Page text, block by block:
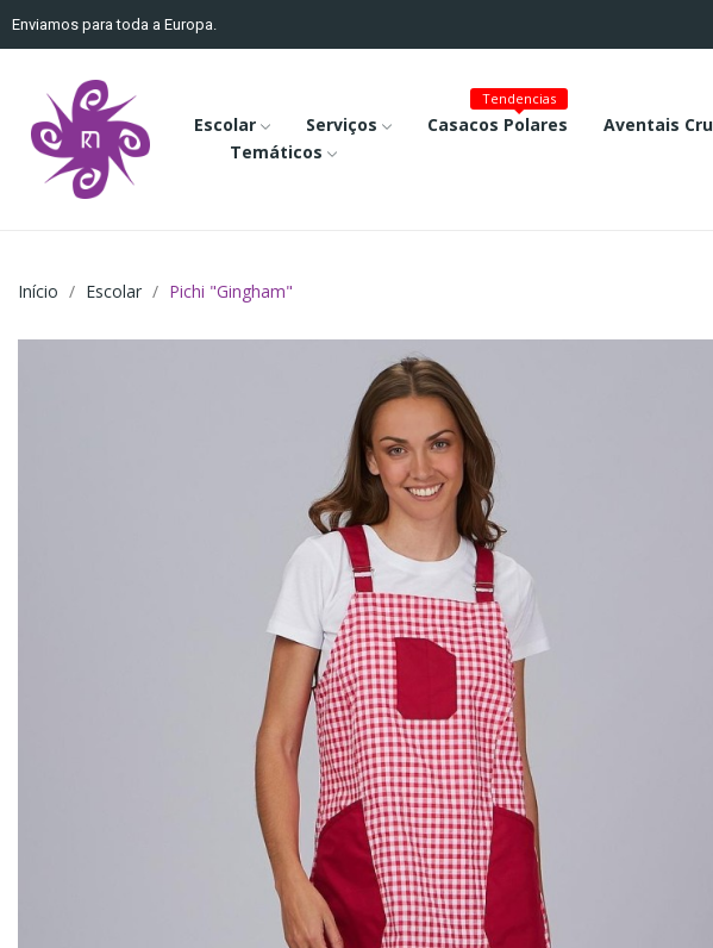
Enviamos para toda a Europa.
Escolar Serviços Casacos Polares
Tendencias
Aventais
Temáticos
Início Escolar Pichi "Gingham"